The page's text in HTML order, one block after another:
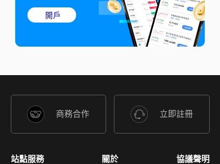
開戶
商務合作 立即註冊
站點服務 關於 協議聲明